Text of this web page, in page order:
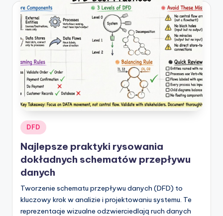
Posted
DFD
Najlepsze praktyki rysowania
dokładnych schematów przepływu
danych
Tworzenie schematu przepływu danych (DFD) to
kluczowy krok w analizie i projektowaniu systemu. Te
reprezentacje wizualne odzwierciedlają ruch danych